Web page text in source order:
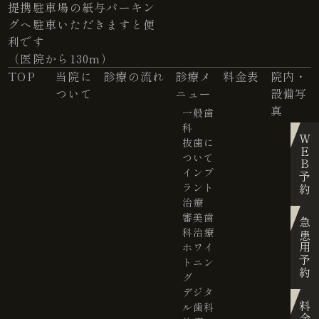
WEB予約
急患用予約
提携駐車場の紙与パーキン
グへ駐車いただきますと便
利です
（医院から130m）
TOP
当院に
ついて
診療の流れ
診療メ
ニュー
一般歯
科
抜歯に
ついて
インプ
ラント
治療
審美歯
科治療
ホワイ
トニン
グ
デジタ
ル歯科
料金表
院内・
設備写
真